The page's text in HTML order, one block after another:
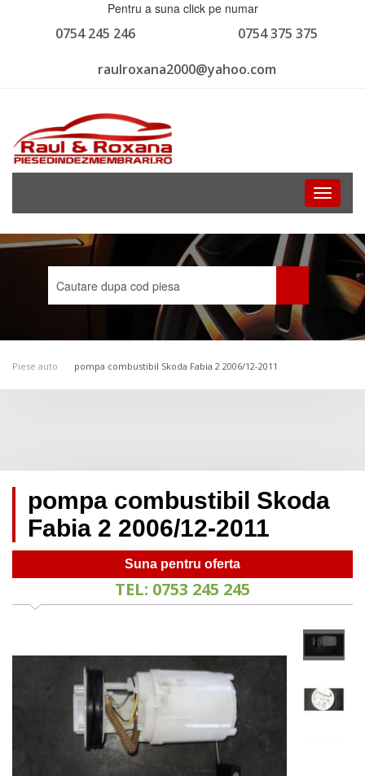
Pentru a suna click pe numar
0754 375 375
0754 245 246
raulroxana2000@yahoo.com
Toggle
Piese auto pompa combustibil Skoda Fabia 2 2006/12-2011
pompa combustibil Skoda
Fabia 2 2006/12-2011
Suna pentru oferta
TEL: 0753 245 245